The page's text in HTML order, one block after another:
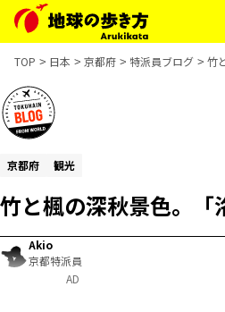
TOP 日本 京都府 特派員ブログ 竹
京都府 観光
竹と楓の深秋景色。「
Akio
京都特派員
AD